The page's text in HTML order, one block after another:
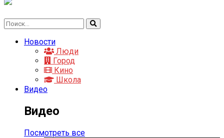
Новости
Люди
Город
Кино
Школа
Видео
Видео
Посмотреть все